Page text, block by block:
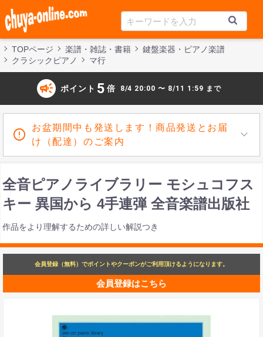
TOPページ 楽譜・雑誌・書籍
鍵盤楽器・ピアノ楽譜
クラシックピアノ
マ行
campaign ポイント 5 倍 8/4 20:00 〜 8/11 1:59 まで
お盆期間中も発送します！商品発送とお届
け（配達）のご案内
全音ピアノライブラリー モシュコフス
キー 異国から 4手連弾 全音楽譜出版社
作品をより理解するための詳しい解説つき
会員登録（無料）でポイントやクーポンがご利用頂けるようになります。
会員登録はこちら